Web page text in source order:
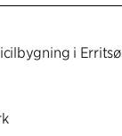
i Erritsø